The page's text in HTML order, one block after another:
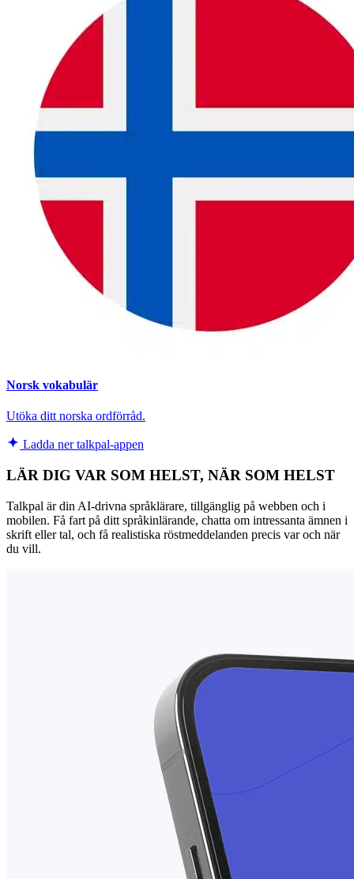
Norsk vokabulär
Utöka ditt norska ordförråd.
Ladda ner talkpal-appen
LÄR DIG VAR SOM HELST, NÄR SOM HELST
Talkpal är din AI-drivna språklärare, tillgänglig på webben och i
mobilen. Få fart på ditt språkinlärande, chatta om intressanta ämnen i
skrift eller tal, och få realistiska röstmeddelanden precis var och när
du vill.